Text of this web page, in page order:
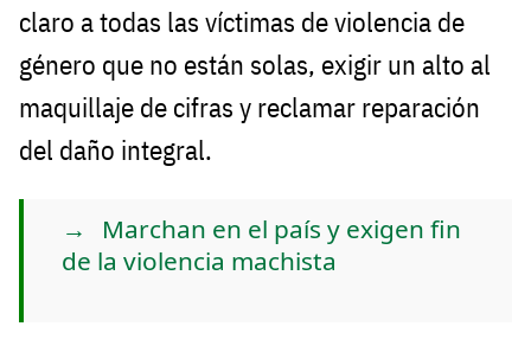
claro a todas las víctimas de violencia de
género que no están solas, exigir un alto al
maquillaje de cifras y reclamar reparación
del daño integral.
Marchan en el país y exigen fin
de la violencia machista